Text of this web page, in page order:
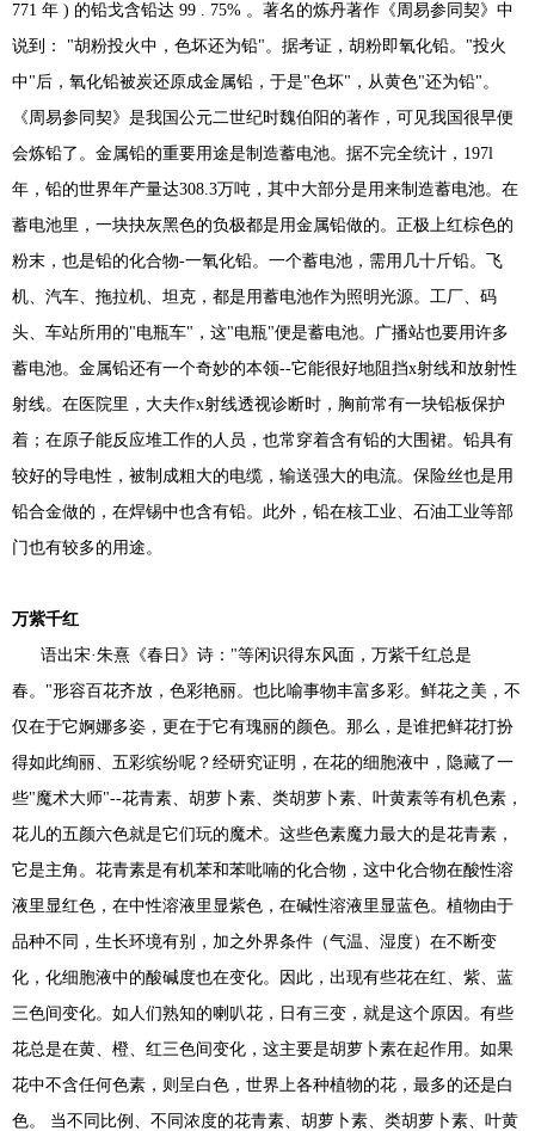
771 年 ) 的铅戈含铅达 99 . 75% 。著名的炼丹著作《周易参同契》中
说到： "胡粉投火中，色坏还为铅"。据考证，胡粉即氧化铅。"投火
中"后，氧化铅被炭还原成金属铅，于是"色坏"，从黄色"还为铅"。
《周易参同契》是我国公元二世纪时魏伯阳的著作，可见我国很早便
会炼铅了。金属铅的重要用途是制造蓄电池。据不完全统计，197l
年，铅的世界年产量达308.3万吨，其中大部分是用来制造蓄电池。在
蓄电池里，一块抉灰黑色的负极都是用金属铅做的。正极上红棕色的
粉末，也是铅的化合物-一氧化铅。一个蓄电池，需用几十斤铅。飞
机、汽车、拖拉机、坦克，都是用蓄电池作为照明光源。工厂、码
头、车站所用的"电瓶车"，这"电瓶"便是蓄电池。广播站也要用许多
蓄电池。金属铅还有一个奇妙的本领--它能很好地阻挡x射线和放射性
射线。在医院里，大夫作x射线透视诊断时，胸前常有一块铅板保护
着；在原子能反应堆工作的人员，也常穿着含有铅的大围裙。铅具有
较好的导电性，被制成粗大的电缆，输送强大的电流。保险丝也是用
铅合金做的，在焊锡中也含有铅。此外，铅在核工业、石油工业等部
门也有较多的用途。
万紫千红
语出宋·朱熹《春日》诗："等闲识得东风面，万紫千红总是
春。"形容百花齐放，色彩艳丽。也比喻事物丰富多彩。鲜花之美，不
仅在于它婀娜多姿，更在于它有瑰丽的颜色。那么，是谁把鲜花打扮
得如此绚丽、五彩缤纷呢？经研究证明，在花的细胞液中，隐藏了一
些"魔术大师"--花青素、胡萝卜素、类胡萝卜素、叶黄素等有机色素，
花儿的五颜六色就是它们玩的魔术。这些色素魔力最大的是花青素，
它是主角。花青素是有机苯和苯吡喃的化合物，这中化合物在酸性溶
液里显红色，在中性溶液里显紫色，在碱性溶液里显蓝色。植物由于
品种不同，生长环境有别，加之外界条件（气温、湿度）在不断变
化，化细胞液中的酸碱度也在变化。因此，出现有些花在红、紫、蓝
三色间变化。如人们熟知的喇叭花，日有三变，就是这个原因。有些
花总是在黄、橙、红三色间变化，这主要是胡萝卜素在起作用。如果
花中不含任何色素，则呈白色，世界上各种植物的花，最多的还是白
色。 当不同比例、不同浓度的花青素、胡萝卜素、类胡萝卜素、叶黄